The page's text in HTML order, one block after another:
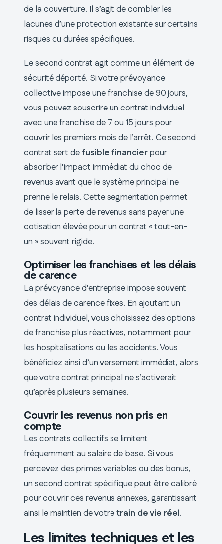
de la couverture. Il s’agit de combler les
lacunes d’une protection existante sur certains
risques ou durées spécifiques.
Le second contrat agit comme un élément de
sécurité déporté. Si votre prévoyance
collective impose une franchise de 90 jours,
vous pouvez souscrire un contrat individuel
avec une franchise de 7 ou 15 jours pour
couvrir les premiers mois de l’arrêt. Ce second
contrat sert defusible financierpour
absorber l’impact immédiat du choc de
revenus avant que le système principal ne
prenne le relais. Cette segmentation permet
de lisser la perte de revenus sans payer une
cotisation élevée pour un contrat « tout-en-
un » souvent rigide.
Optimiser les franchises et les délais
de carence
La prévoyance d’entreprise impose souvent
des délais de carence fixes. En ajoutant un
contrat individuel, vous choisissez des options
de franchise plus réactives, notamment pour
les hospitalisations ou les accidents. Vous
bénéficiez ainsi d’un versement immédiat, alors
que votre contrat principal ne s’activerait
qu’après plusieurs semaines.
Couvrir les revenus non pris en
compte
Les contrats collectifs se limitent
fréquemment au salaire de base. Si vous
percevez des primes variables ou des bonus,
un second contrat spécifique peut être calibré
pour couvrir ces revenus annexes, garantissant
ainsi le maintien de votretrain de vie réel.
Les limites techniques et les